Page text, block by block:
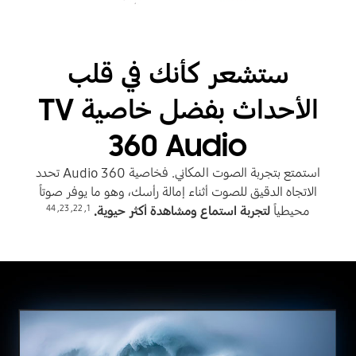
ستشعر كأنك في قلب
الأحداث بفضل خاصية TV
360 Audio
استمتع بتجربة الصوت المكاني. فخاصية 360 Audio تحدد
الاتجاه الدقيق للصوت أثناء إمالة رأسك، وهو ما يوفر صوتاً
محيطياً لتجربة استماع ومشاهدة أكثر حيوية. 1
,
22
,
23
,
44